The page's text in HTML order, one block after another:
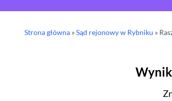
Strona główna »Sąd rejonowyw Rybniku »